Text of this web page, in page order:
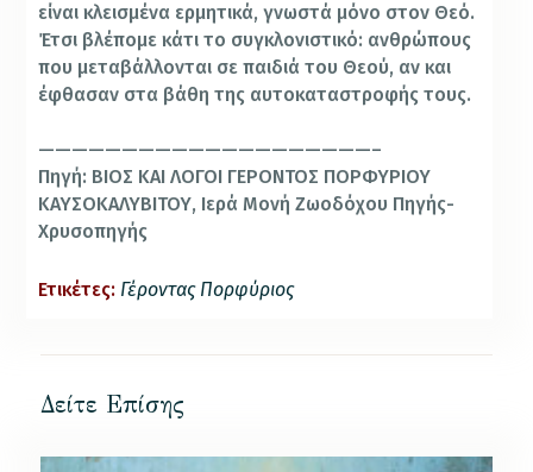
είναι κλεισμένα ερμητικά, γνωστά μόνο στον Θεό.
Έτσι βλέπομε κάτι το συγκλονιστικό: ανθρώπους
που μεταβάλλονται σε παιδιά του Θεού, αν και
έφθασαν στα βάθη της αυτοκαταστροφής τους.
————————————————————–
Πηγή: ΒΙΟΣ ΚΑΙ ΛΟΓΟΙ ΓΕΡΟΝΤΟΣ ΠΟΡΦΥΡΙΟΥ
ΚΑΥΣΟΚΑΛΥΒΙΤΟΥ, Ιερά Μονή Ζωοδόχου Πηγής-
Χρυσοπηγής
Ετικέτες: Γέροντας Πορφύριος
Δείτε Επίσης